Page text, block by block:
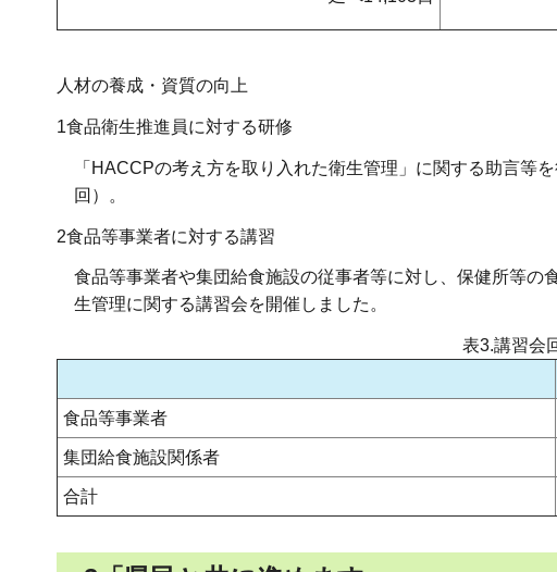
人材の養成・資質の向上
1食品衛生推進員に対する研修
「HACCPの考え方を取り入れた衛生管理」に関する助言等
回）。
2食品等事業者に対する講習
食品等事業者や集団給食施設の従事者等に対し、保健所等
生管理に関する講習会を開催しました。
表3.講習会
食品等事業者
集団給食施設関係者
合計